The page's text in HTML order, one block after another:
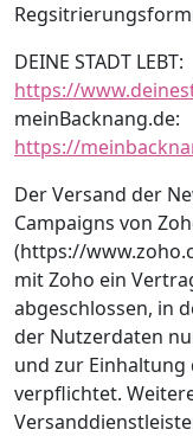
DEINE STADT LEBT:
https://
meinBacknang.de:
https://
Der Versand der
Campaigns von
(https://
mit Zoho ein
abgeschlossen, in
der Nutzerdaten
und zur Einhaltung
verpflichtet.